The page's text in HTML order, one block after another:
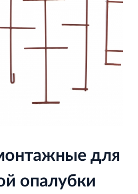
группа РОССТРО
в Санкт‐Петербурге
ROSSTRO‐VELOX
из щепоцементных плит
для
опалубки